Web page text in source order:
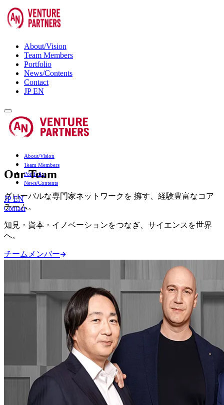
About/Vision
Team Members
Portfolio
News/Contents
Contact
JPEN
About/Vision
Team Members
Portfolio
News/Contents
JPEN
Contact
Our Team
グローバルな専門家ネットワークを 擁す、経験豊富なコア
チーム。
知見・資本・イノベーションをつなぎ、サイエンスを世界
へ。
チームメンバー